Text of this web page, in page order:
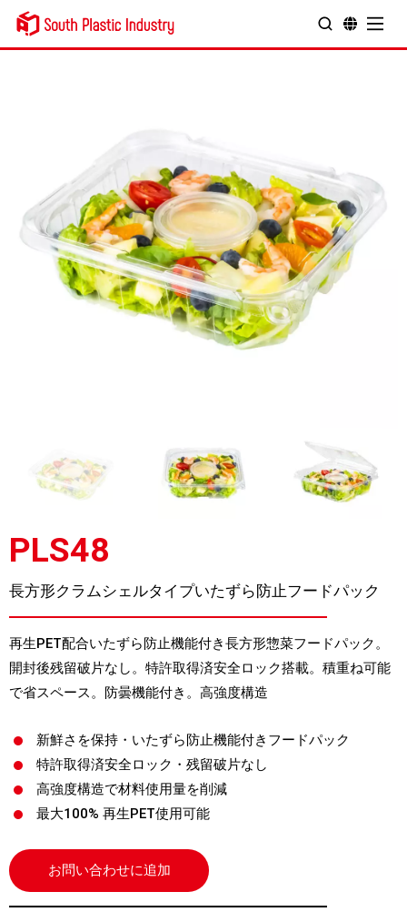
PLS48
長方形クラムシェルタイプいたずら防止フードパック
再生PET配合いたずら防止機能付き長方形惣菜フードパック。
開封後残留破片なし。特許取得済安全ロック搭載。積重ね可能
で省スペース。防曇機能付き。高強度構造
新鮮さを保持・いたずら防止機能付きフードパック
特許取得済安全ロック・残留破片なし
高強度構造で材料使用量を削減
最大100% 再生PET使用可能
お問い合わせに追加